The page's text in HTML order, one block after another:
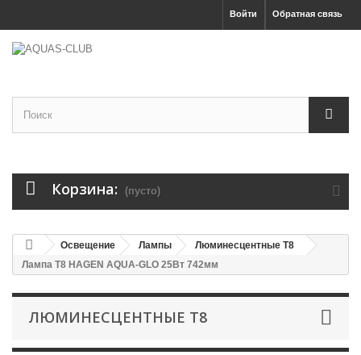
Обратная связь
Войти
Корзина: (пусто)
Освещение Лампы
Люминесцентные T8
Лампа T8 HAGEN AQUA-GLO 25Вт 742мм
ЛЮМИНЕСЦЕНТНЫЕ T8